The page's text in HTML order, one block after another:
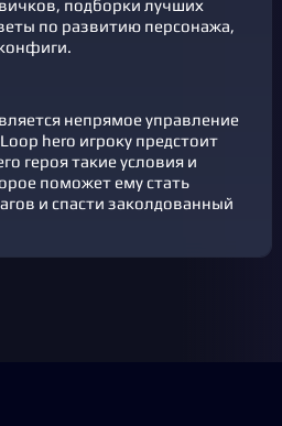
подборки лучших
по развитию персонажа,
непрямое управление
hero игроку предстоит
героя такие условия и
поможет ему стать
и спасти заколдованный